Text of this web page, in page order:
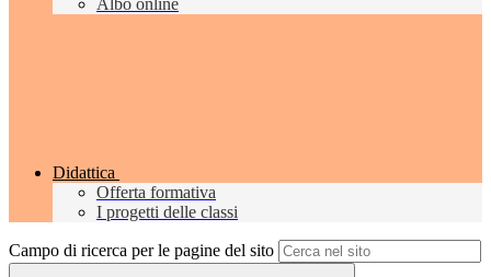
Albo online
Didattica
Offerta formativa
I progetti delle classi
Campo di ricerca per le pagine del sito